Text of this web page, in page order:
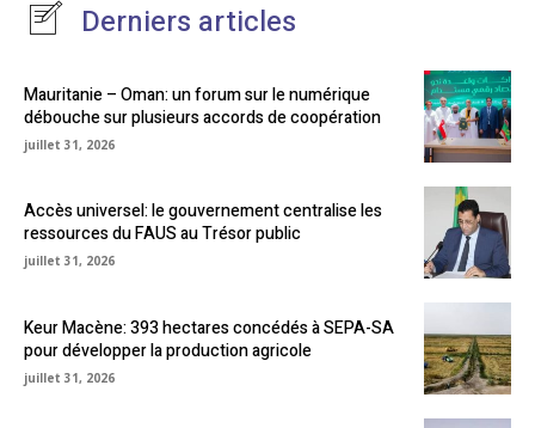
Derniers articles
Mauritanie – Oman: un forum sur le numérique
débouche sur plusieurs accords de coopération
juillet 31, 2026
Accès universel: le gouvernement centralise les
ressources du FAUS au Trésor public
juillet 31, 2026
Keur Macène: 393 hectares concédés à SEPA-SA
pour développer la production agricole
juillet 31, 2026